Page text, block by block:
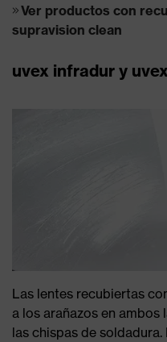
Ver productos con
supravision clean
uvex infradur y
Las lentes recubiertas
a los arañazos en ambos
las chispas de